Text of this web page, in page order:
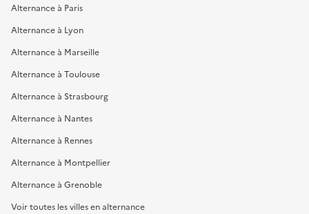
Alternance à Paris
Alternance à Lyon
Alternance à Marseille
Alternance à Toulouse
Alternance à Strasbourg
Alternance à Nantes
Alternance à Rennes
Alternance à Montpellier
Alternance à Grenoble
Voir toutes les villes en alternance